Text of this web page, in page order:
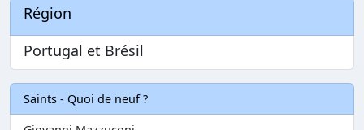
Région
Portugal et Brésil
Saints - Quoi de neuf ?